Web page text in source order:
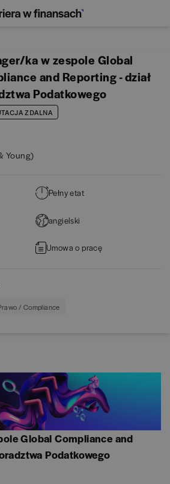
ka w zespole Global
and Reporting - dział
Podatkowego
ZDALNA
Young)
Pełny etat
angielski
Umowa o pracę
/ Compliance
Global Compliance and
Podatkowego